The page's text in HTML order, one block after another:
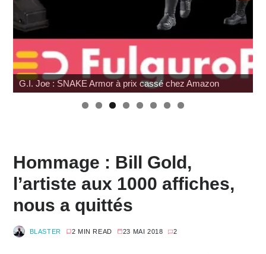
G.I. Joe : SNAKE Armor à prix cassé chez Amazon
Hommage : Bill Gold,
l’artiste aux 1000 affiches,
nous a quittés
BLASTER 2 MIN READ 23 MAI 2018 2